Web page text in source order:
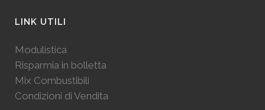
LINK UTILI
Modulistica
Risparmia in bolletta
Mix Combustibili
Condizioni di Vendita